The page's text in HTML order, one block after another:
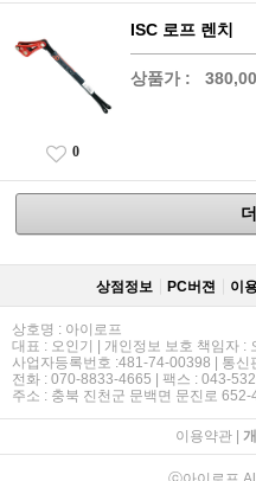
ISC 로프 렌치
상품가 :
0
상점정보 PC버젼 이
상호명 : 아이로프
대표 : 오인기 | 개인정보 보호 책임자 :
사업자등록번호 :481-74-00398 | 통
전화 : 070-8833-4665 | 팩스 : 043-
주소 : 충북 진천군 문백면 문진로 652-
이용약관|